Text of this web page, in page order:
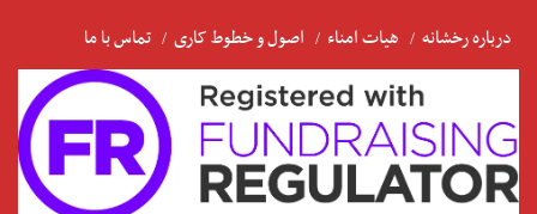
درباره رخشانه هیات امناء اصول و خطوط کاری تماس با ما